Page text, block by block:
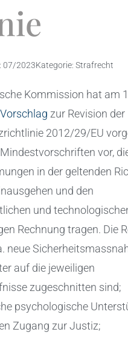
07/2023Kategorie: Strafrecht
Kommission hat am
Vorschlag zur Revision der
2012/29/EU
vor,
in der geltenden
und den
und
Rechnung tragen. Die
neue
auf die jeweiligen
zugeschnitten sind;
psychologische
Zugang zur Justiz;